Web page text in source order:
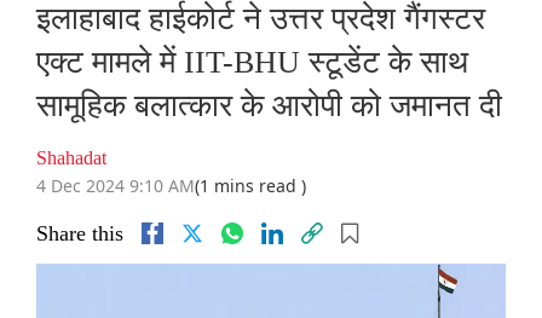
इलाहाबाद हाईकोर्ट ने उत्तर प्रदेश गैंगस्टर
एक्ट मामले में IIT-BHU स्टूडेंट के साथ
सामूहिक बलात्कार के आरोपी को जमानत दी
Shahadat
4 Dec 2024 9:10 AM(1 mins read )
Share this